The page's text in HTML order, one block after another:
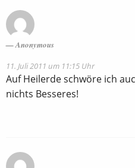
Anonymous
11. Juli 2011 um 11:15 Uhr
Auf Heilerde schwöre ich
nichts Besseres!